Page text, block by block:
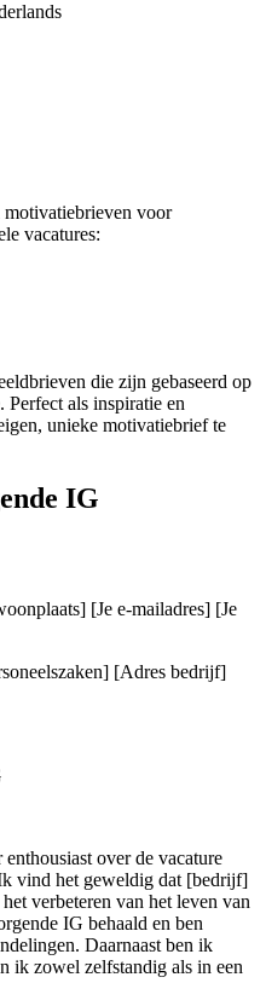
motivatiebrieven voor
vacatures:
die zijn gebaseerd op
Perfect als inspiratie en
unieke motivatiebrief te
IG
[Je e-mailadres] [Je
[Adres bedrijf]
over de vacature
vind het geweldig dat [bedrijf]
verbeteren van het leven van
IG behaald en ben
Daarnaast ben ik
ik zowel zelfstandig als in een